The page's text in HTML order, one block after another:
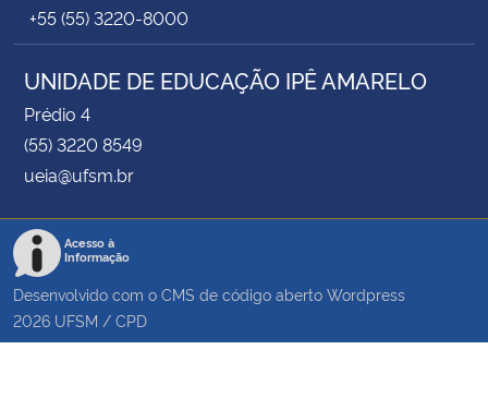
+55 (55) 3220-8000
UNIDADE DE EDUCAÇÃO IPÊ AMARELO
Prédio 4
(55) 3220 8549
ueia@ufsm.br
Acesso à
Informação
Desenvolvido com o CMS de código aberto Wordpress
2026 UFSM / CPD